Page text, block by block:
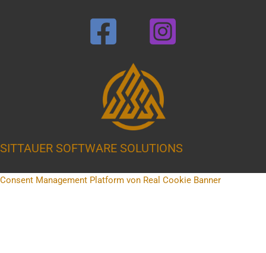
SITTAUER SOFTWARE SOLUTIONS
Consent Management Platform von Real Cookie Banner